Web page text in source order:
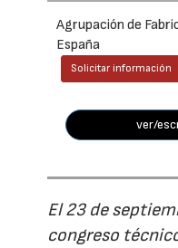
Agrupación de
España
Solicitar información
ver/
El 23 de
congreso